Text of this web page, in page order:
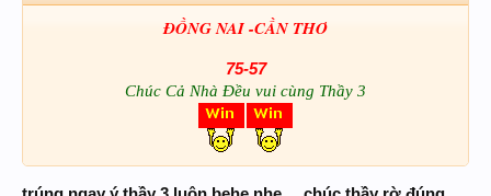
ĐỒNG NAI -CẦN THƠ
75-57
Chúc Cả Nhà Đều vui cùng Thầy 3